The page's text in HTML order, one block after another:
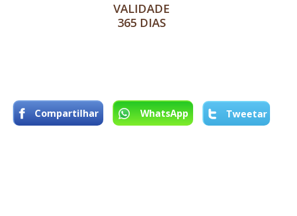
VALIDADE
365 DIAS
Compartilhar WhatsApp Tweetar